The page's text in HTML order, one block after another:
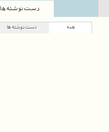
دست‌نوشته‌ها
همه دست‌نوشته‌ها